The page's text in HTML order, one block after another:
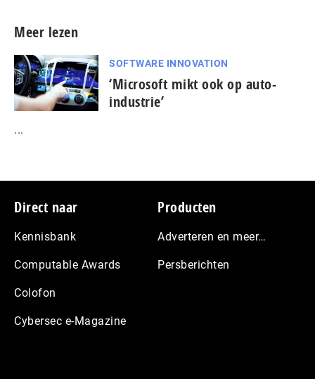
Meer lezen
SOFTWARE INNOVATION
‘Microsoft mikt ook op auto-
industrie’
...
Footer
Direct naar
Kennisbank
Computable Awards
Colofon
Cybersec e-Magazine
Producten
Adverteren en meer…
Persberichten